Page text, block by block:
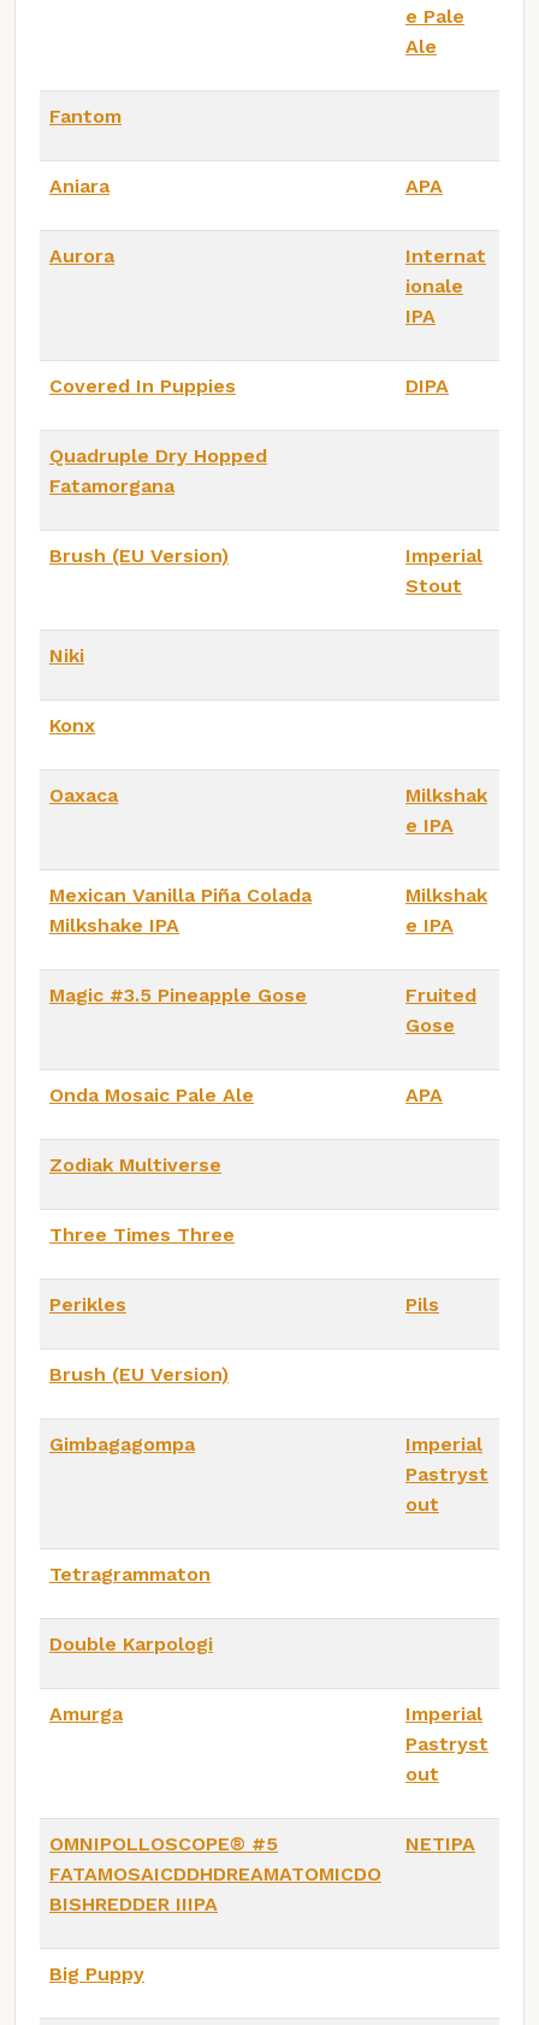
e Pale
Ale
Fantom
Aniara APA
Aurora
Internat
ionale
IPA
Covered In Puppies DIPA
Quadruple Dry Hopped
Fatamorgana
Brush (EU Version)
Imperial
Stout
Niki
Konx
Oaxaca
Milkshak
e IPA
Mexican Vanilla Piña Colada
Milkshake IPA
Milkshak
e IPA
Magic #3.5 Pineapple Gose
Fruited
Gose
Onda Mosaic Pale Ale APA
Zodiak Multiverse
Three Times Three
Perikles Pils
Brush (EU Version)
Gimbagagompa
Imperial
Pastryst
out
Tetragrammaton
Double Karpologi
Amurga
Imperial
Pastryst
out
OMNIPOLLOSCOPE®️ #5
FATAMOSAICDDHDREAMATOMICDO
BISHREDDER IIIPA
NETIPA
Big Puppy